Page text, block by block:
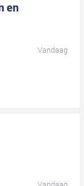
en
Vandaag